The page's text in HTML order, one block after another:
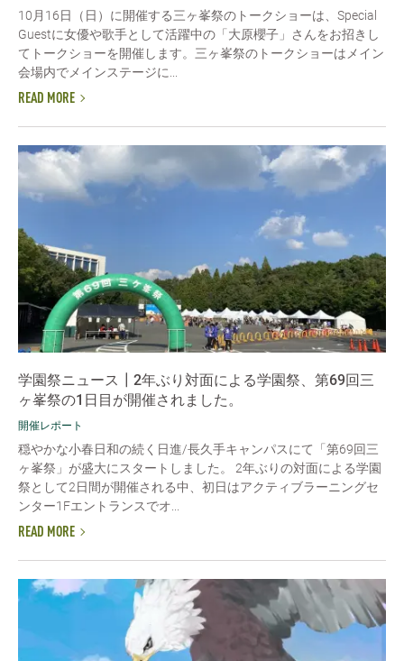
10月16日（日）に開催する三ヶ峯祭のトークショーは、Special
Guestに女優や歌手として活躍中の「大原櫻子」さんをお招きし
てトークショーを開催します。三ヶ峯祭のトークショーはメイン
会場内でメインステージに...
READ MORE
学園祭ニュース┃2年ぶり対面による学園祭、第69回三
ヶ峯祭の1日目が開催されました。
開催レポート
穏やかな小春日和の続く日進/長久手キャンパスにて「第69回三
ヶ峯祭」が盛大にスタートしました。 2年ぶりの対面による学園
祭として2日間が開催される中、初日はアクティブラーニングセ
ンター1Fエントランスでオ...
READ MORE